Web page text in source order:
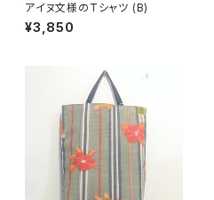
アイヌ文様のTシャツ (B)
¥3,850